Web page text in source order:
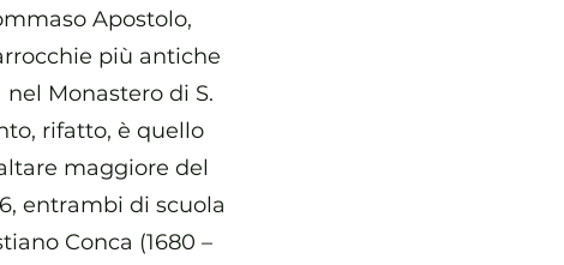
Apostolo,
più antiche
Monastero di S.
rifatto, è quello
maggiore del
entrambi di scuola
Conca (1680 –